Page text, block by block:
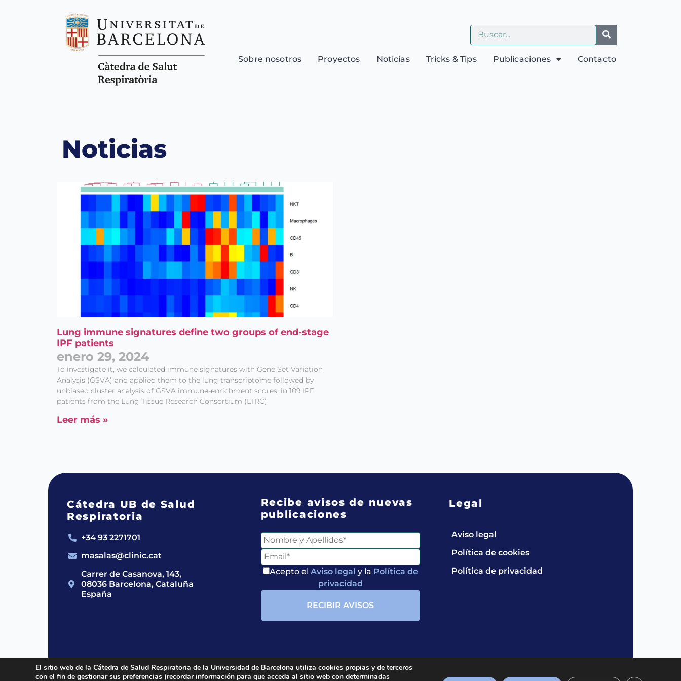
Sobre nosotros Proyectos Noticias Tricks & Tips Publicaciones Contacto
Noticias
Lung immune signatures define two groups of end-stage
IPF patients
enero 29, 2024
To investigate it, we calculated immune signatures with Gene Set Variation
Analysis (GSVA) and applied them to the lung transcriptome followed by
unbiased cluster analysis of GSVA immune-enrichment scores, in 109 IPF
patients from the Lung Tissue Research Consortium (LTRC)
Leer más »
Cátedra UB de Salud
Respiratoria
+34 93 2271701
masalas@clinic.cat
Carrer de Casanova, 143,
08036 Barcelona, Cataluña
España
Recibe avisos de nuevas
publicaciones
Acepto el Aviso legal y la Política de
privacidad
Legal
Aviso legal
Política de cookies
Política de privacidad
2024 © Cátedra UB de Salud Respiratoria.All rights reserved.
El sitio web de la Cátedra de Salud Respiratoria de la Universidad de Barcelona utiliza cookies propias y de terceros
con el fin de gestionar sus preferencias (recordar información para que acceda al sitio web con determinadas